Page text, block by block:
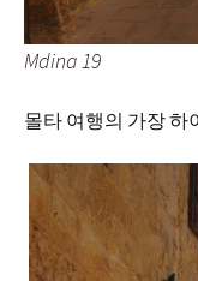
Mdina 19
몰타 여행의 가장 하